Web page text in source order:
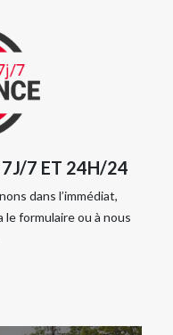
7 ET 24H/24
dans l’immédiat,
le formulaire ou à nous